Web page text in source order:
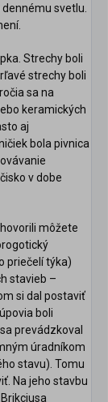
svetlu.
Strechy boli
strechy boli
sa na
keramických
aj
bola pivnica
v dobe
môžete
priečelí týka)
stavieb –
si dal postaviť
boli
prevádzkoval
úradníkom
stavu). Tomu
Na jeho stavbu